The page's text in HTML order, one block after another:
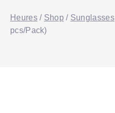
Heures / Shop / Sunglasses
pcs/Pack)